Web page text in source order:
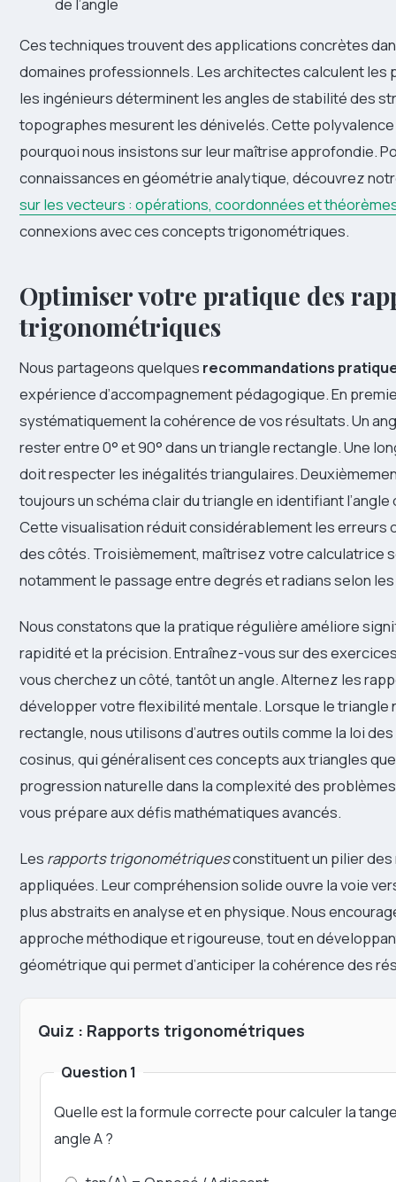
Ces techniques trouvent des applications concrètes
domaines professionnels. Les architectes calculent les
les ingénieurs déterminent les angles de stabilité des
topographes mesurent les dénivelés. Cette
pourquoi nous insistons sur leur maîtrise approfondie.
connaissances en géométrie analytique, découvrez
sur les vecteurs : opérations, coordonnées et
connexions avec ces concepts trigonométriques.
Optimiser votre pratique des
trigonométriques
Nous partageons quelques recommandations
expérience d’accompagnement pédagogique. En
systématiquement la cohérence de vos résultats. Un
rester entre 0° et 90° dans un triangle rectangle. Une
doit respecter les inégalités triangulaires.
toujours un schéma clair du triangle en identifiant
Cette visualisation réduit considérablement les erreurs
des côtés. Troisièmement, maîtrisez votre calculatrice
notamment le passage entre degrés et radians selon
Nous constatons que la pratique régulière améliore
rapidité et la précision. Entraînez-vous sur des
vous cherchez un côté, tantôt un angle. Alternez les
développer votre flexibilité mentale. Lorsque le triangle
rectangle, nous utilisons d’autres outils comme la loi
cosinus, qui généralisent ces concepts aux triangles
progression naturelle dans la complexité des
vous prépare aux défis mathématiques avancés.
Les rapports trigonométriquesconstituent un pilier
appliquées. Leur compréhension solide ouvre la voie
plus abstraits en analyse et en physique. Nous
approche méthodique et rigoureuse, tout en
géométrique qui permet d’anticiper la cohérence des
Quiz : Rapports trigonométriques
Question 1
Quelle est la formule correcte pour calculer la
angle A ?